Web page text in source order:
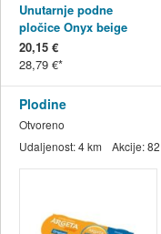
Unutarnje podne
pločice Onyx beige
60x120 cm, cm, 1. klasa
1,44...
20,15 €
28,79 €
Plodine
Otvoreno
Udaljenost:4 km Akcije:82